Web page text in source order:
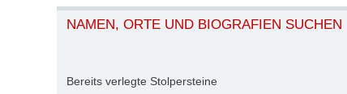
NAMEN, ORTE UND BIOGRAFIEN SUCHEN
Bereits verlegte Stolpersteine